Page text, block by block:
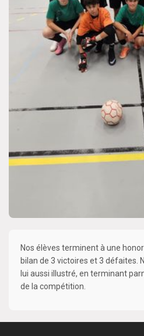
Nos élèves terminent à une
bilan de 3 victoires et 3 défaites.
lui aussi illustré, en terminant
de la compétition.